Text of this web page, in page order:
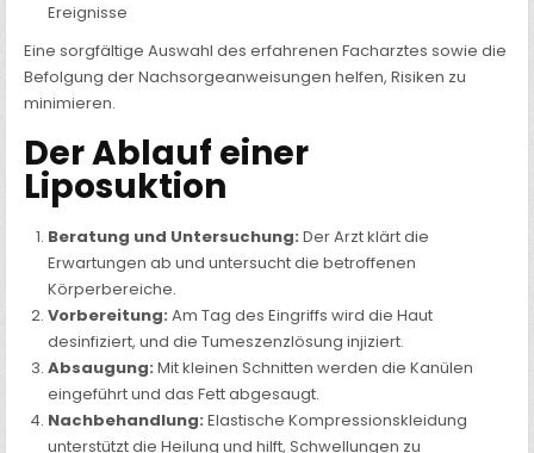
Ereignisse
Eine sorgfältige Auswahl des erfahrenen Facharztes sowie die
Befolgung der Nachsorgeanweisungen helfen, Risiken zu
minimieren.
Der Ablauf einer
Liposuktion
Beratung und Untersuchung: Der Arzt klärt die
Erwartungen ab und untersucht die betroffenen
Körperbereiche.
Vorbereitung: Am Tag des Eingriffs wird die Haut
desinfiziert, und die Tumeszenzlösung injiziert.
Absaugung: Mit kleinen Schnitten werden die Kanülen
eingeführt und das Fett abgesaugt.
Nachbehandlung: Elastische Kompressionskleidung
unterstützt die Heilung und hilft, Schwellungen zu